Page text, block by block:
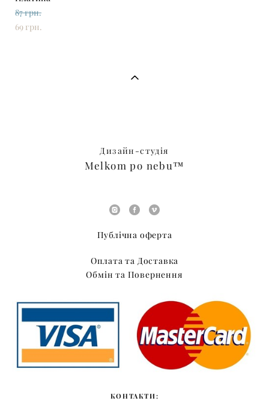
87 грн.
69 грн.
Дизайн-студія
Melkom po nebu™
Публічна оферта
Оплата та Доставка
Обмін та Повернення
КОНТАКТИ: